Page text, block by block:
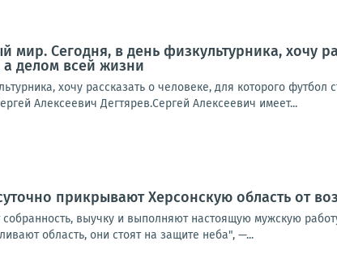
Сегодня, в день физкультурника, хочу
делом всей жизни
хочу рассказать о человеке, для которого футбол
Алексеевич Дегтярев.Сергей Алексеевич имеет...
прикрывают Херсонскую область от
выучку и выполняют настоящую мужскую
область, они стоят на защите неба", —...